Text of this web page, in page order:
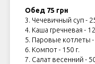
Обед 75 грн
3. Чечевичный суп -
4. Каша гречневая -
5. Паровые котлеты -
6. Компот - 150 г.
7. Салат весенний -